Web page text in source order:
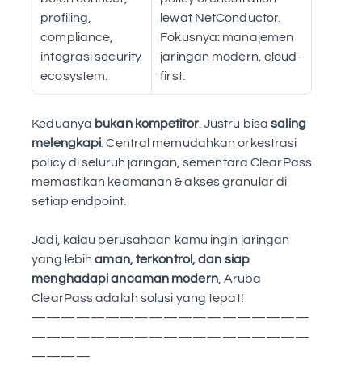
profiling,
compliance,
integrasi security
ecosystem.
lewat NetConductor.
Fokusnya: manajemen
jaringan modern, cloud-
first.
Keduanya bukan kompetitor. Justru bisa saling
melengkapi . Central memudahkan orkestrasi
policy di seluruh jaringan, sementara ClearPass
memastikan keamanan & akses granular di
setiap endpoint.
Jadi, kalau perusahaan kamu ingin jaringan
yang lebih aman, terkontrol, dan siap
menghadapi ancaman modern, Aruba
ClearPass adalah solusi yang tepat!
———————————————————
———————————————————
————